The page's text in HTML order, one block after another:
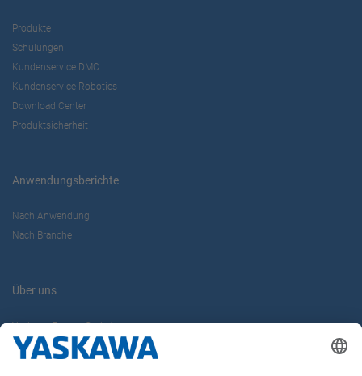
Produkte
Schulungen
Kundenservice DMC
Kundenservice Robotics
Download Center
Produktsicherheit
Anwendungsberichte
Nach Anwendung
Nach Branche
Über uns
Yaskawa Europe GmbH
Karriere